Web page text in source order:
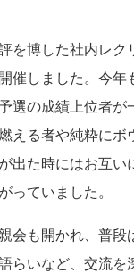
を博した社内レク
催しました。今
選の成績上位者が
える者や純粋に
出た時にはお互
っていました。
会も開かれ、普段
らいなど、交流を